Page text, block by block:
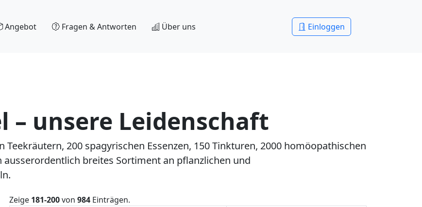
Angebot Fragen & Antworten Über uns Einloggen
unsere Leidenschaft
200 spagyrischen Essenzen, 150 Tinkturen, 2000 homöopathischen
breites Sortiment an pflanzlichen und
Zeige 181-200von 984 Einträgen.